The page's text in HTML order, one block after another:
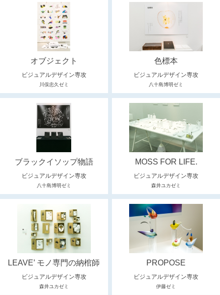
オブジェクト
ビジュアルデザイン専攻
川俣忠久ゼミ
色標本
ビジュアルデザイン専攻
八十島博明ゼミ
ブラックイソップ物語
ビジュアルデザイン専攻
八十島博明ゼミ
MOSS FOR LIFE.
ビジュアルデザイン専攻
森井ユカゼミ
LEAVE’ モノ専門の納棺師
ビジュアルデザイン専攻
森井ユカゼミ
PROPOSE
ビジュアルデザイン専攻
伊藤ゼミ